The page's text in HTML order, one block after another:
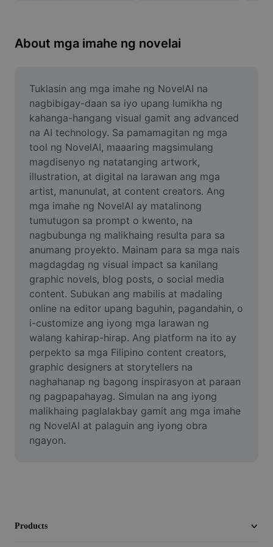
Resize Image
Online Photo Editor
Meme Generator
AI Text Remover
AI People Remover
AI Inpainting
Face Cutout
Video
Remove video BG
Enhance quality
Video Editor
Trim Video
Add Subtitles To Video
Video Converter
About mga imahe ng novelai
Tuklasin ang mga imahe ng NovelAI na
nagbibigay-daan sa iyo upang lumikha ng
kahanga-hangang visual gamit ang advanced
na AI technology. Sa pamamagitan ng mga
tool ng NovelAI, maaaring magsimulang
magdisenyo ng natatanging artwork,
illustration, at digital na larawan ang mga
artist, manunulat, at content creators. Ang
mga imahe ng NovelAI ay matalinong
tumutugon sa prompt o kwento, na
nagbubunga ng malikhaing resulta para sa
anumang proyekto. Mainam para sa mga nais
magdagdag ng visual impact sa kanilang
graphic novels, blog posts, o social media
content. Subukan ang mabilis at madaling
online na editor upang baguhin, pagandahin, o
i-customize ang iyong mga larawan ng
walang kahirap-hirap. Ang platform na ito ay
perpekto sa mga Filipino content creators,
graphic designers at storytellers na
naghahanap ng bagong inspirasyon at paraan
ng pagpapahayag. Simulan na ang iyong
malikhaing paglalakbay gamit ang mga imahe
ng NovelAI at palaguin ang iyong obra
ngayon.
Products